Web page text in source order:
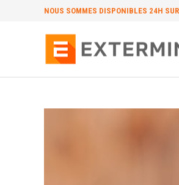
NOUS SOMMES DISPONIBLES 24H